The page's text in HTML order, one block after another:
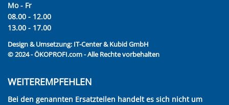
Mo - Fr
08.00 - 12.00
13.00 - 17.00
Design & Umsetzung: IT-Center & Kubid GmbH
© 2024 - ÖKOPROFI.com - Alle Rechte vorbehalten
WEITEREMPFEHLEN
Bei den genannten Ersatzteilen handelt es sich nicht um